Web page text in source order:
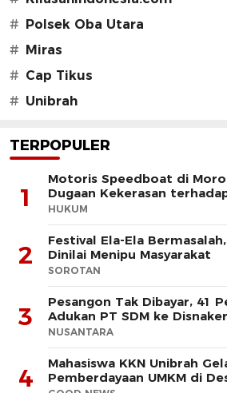
# Polsek Oba Utara
# Miras
# Cap Tikus
# Unibrah
TERPOPULER
1
Motoris Speedboat di
Dugaan Kekerasan
HUKUM
2
Festival Ela-Ela
Dinilai Menipu Masyarakat
SOROTAN
3
Pesangon Tak Dibayar, 41
Adukan PT SDM ke
NUSANTARA
4
Mahasiswa KKN Unibrah
Pemberdayaan UMKM di